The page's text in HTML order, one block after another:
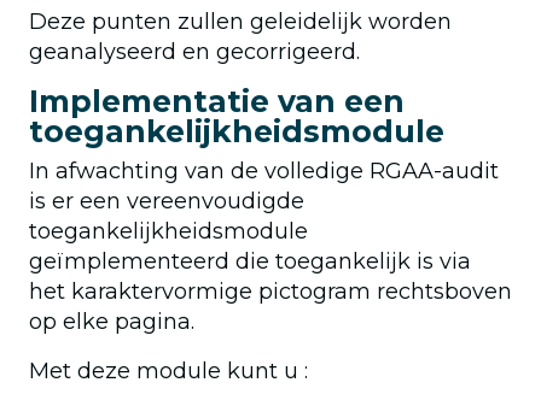
Deze punten zullen geleidelijk worden
geanalyseerd en gecorrigeerd.
Implementatie van een
toegankelijkheidsmodule
In afwachting van de volledige RGAA-audit
is er een vereenvoudigde
toegankelijkheidsmodule
geïmplementeerd die toegankelijk is via
het karaktervormige pictogram rechtsboven
op elke pagina.
Met deze module kunt u :